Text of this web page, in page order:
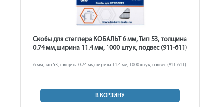
Скобы для степлера КОБАЛЬТ 6 мм, Тип 53, толщина
0.74 мм,ширина 11.4 мм, 1000 штук, подвес (911-611)
6 мм, Тип 53, толщина 0.74 мм,ширина 11.4 мм, 1000 штук, подвес (911-611)
В КОРЗИНУ